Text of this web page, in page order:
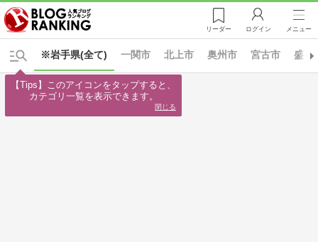
リーダー ログイン メニュー
※岩手県(全て) 一関市 北上市 奥州市 宮古市 盛岡
【Tips】このアイコンをタップすると、
カテゴリ一覧を表示できます。
閉じる